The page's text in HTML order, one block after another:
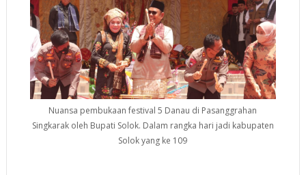
Nuansa pembukaan festival 5 Danau di Pasanggrahan
Singkarak oleh Bupati Solok. Dalam rangka hari jadi kabupaten
Solok yang ke 109